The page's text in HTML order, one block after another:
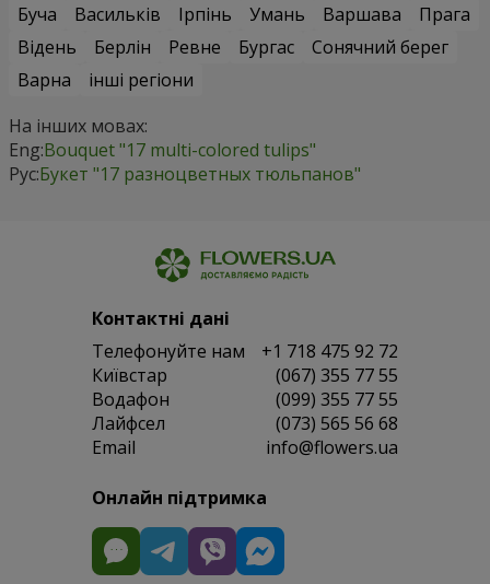
Буча
Васильків Ірпінь Умань Варшава
Прага
Відень
Берлін Ревне Бургас
Сонячний берег
Варна
інші регіони
На інших мовах:
Eng:Bouquet "17 multi-colored tulips"
Рус:Букет "17 разноцветных тюльпанов"
Контактні дані
Телефонуйте нам
+1 718 475 92 72
Київстар
(067) 355 77 55
Водафон
(099) 355 77 55
Лайфсел
(073) 565 56 68
Email
info@flowers.ua
Онлайн підтримка